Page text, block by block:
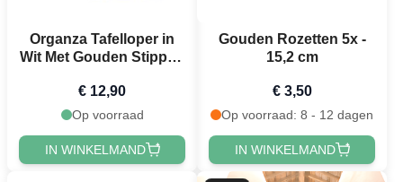
Organza Tafelloper in
Wit Met Gouden Stippen
€ 12,90
Op voorraad
IN WINKELMAND
Gouden Rozetten 5x -
15,2 cm
€ 3,50
Op voorraad: 8 - 12 dagen
IN WINKELMAND